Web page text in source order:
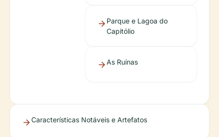
Parque e Lagoa do
Capitólio
As Ruínas
Características Notáveis e Artefatos